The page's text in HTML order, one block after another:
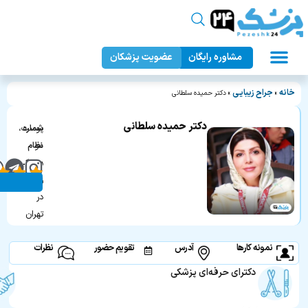
مشاوره رایگان عضویت پزشکان
خانه » جراح زیبایی » دکتر حمیده سلطانی
دکتر حمیده سلطانی
پوست،
مو
و
زیبایی
در
تهران
شماره
نظام
پزشکی:
۸۴۸۷۰
نمونه کارها آدرس تقویم حضور نظرات
دکترای حرفه‌ای پزشکی